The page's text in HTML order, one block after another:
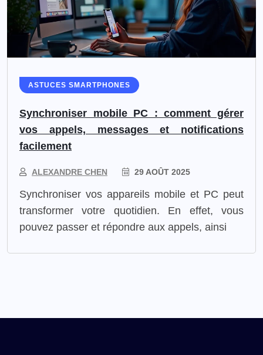
ASTUCES SMARTPHONES
Synchroniser mobile PC : comment gérer
vos appels, messages et notifications
facilement
ALEXANDRE CHEN 29 AOÛT 2025
Synchroniser vos appareils mobile et PC peut
transformer votre quotidien. En effet, vous
pouvez passer et répondre aux appels, ainsi